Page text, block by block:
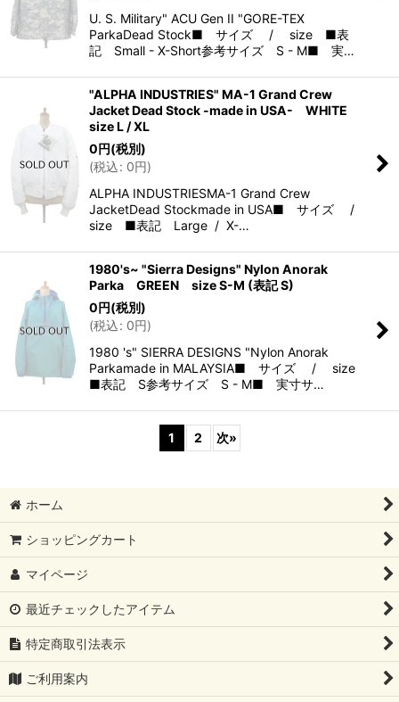
U. S. Military" ACU Gen II "GORE-TEX
ParkaDead Stock■ サイズ / size ■表
記 Small - X-Short参考サイズ S - M■ 実…
"ALPHA INDUSTRIES" MA-1 Grand Crew
Jacket Dead Stock -made in USA- WHITE
size L / XL
0円(税別)
(税込: 0円)
ALPHA INDUSTRIESMA-1 Grand Crew
JacketDead Stockmade in USA■ サイズ /
size ■表記 Large / X-…
1980's~ "Sierra Designs" Nylon Anorak
Parka GREEN size S-M (表記 S)
0円(税別)
(税込: 0円)
1980 's" SIERRA DESIGNS "Nylon Anorak
Parkamade in MALAYSIA■ サイズ / size
■表記 S参考サイズ S - M■ 実寸サ…
1 2 次»
ホーム
ショッピングカート
マイページ
最近チェックしたアイテム
特定商取引法表示
ご利用案内